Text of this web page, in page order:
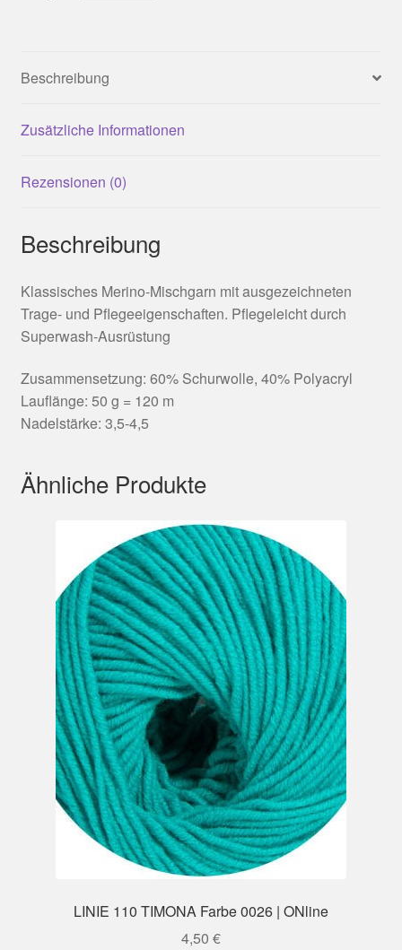
Beschreibung
Zusätzliche Informationen
Rezensionen (0)
Beschreibung
Klassisches Merino-Mischgarn mit ausgezeichneten
Trage- und Pflegeeigenschaften. Pflegeleicht durch
Superwash-Ausrüstung
Zusammensetzung: 60% Schurwolle, 40% Polyacryl
Lauflänge: 50 g = 120 m
Nadelstärke: 3,5-4,5
Ähnliche Produkte
LINIE 110 TIMONA Farbe 0026 | ONline
4,50 €